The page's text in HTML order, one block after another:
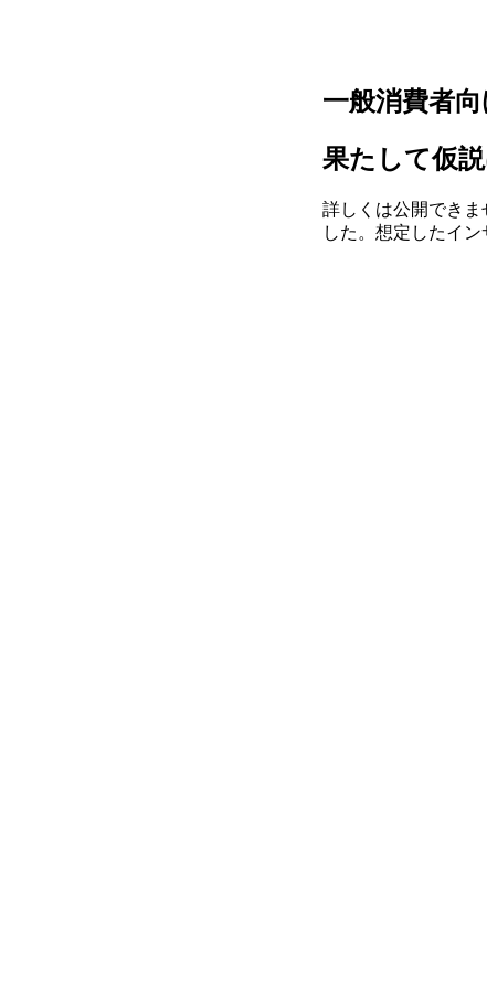
一般消費者
果たして仮
詳しくは公開でき
した。想定したイ